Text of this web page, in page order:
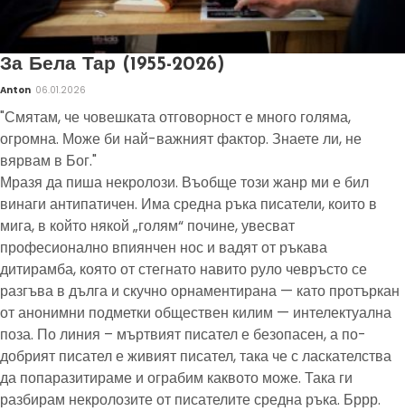
За Бела Тар (1955-2026)
Anton 06.01.2026
"Смятам, че човешката отговорност е много голяма,
огромна. Може би най-важният фактор. Знаете ли, не
вярвам в Бог."
Мразя да пиша некролози. Въобще този жанр ми е бил
винаги антипатичен. Има средна ръка писатели, които в
мига, в който някой „голям“ почине, увесват
професионално впиянчен нос и вадят от ръкава
дитирамба, която от стегнато навито руло чевръсто се
разгъва в дълга и скучно орнаментирана — като протъркан
от анонимни подметки обществен килим — интелектуална
поза. По линия – мъртвият писател е безопасен, а по-
добрият писател е живият писател, така че с ласкателства
да попаразитираме и ограбим каквото може. Така ги
разбирам некролозите от писателите средна ръка. Бррр.